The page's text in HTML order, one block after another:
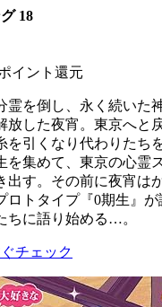
18
イント還元
霊を倒し、永く続いた
放した夜宵。東京へと
を引くなり代わりたち
を集めて、東京の心霊
出す。その前に夜宵は
ロトタイプ『0期生』
ちに語り始める…。
チェック